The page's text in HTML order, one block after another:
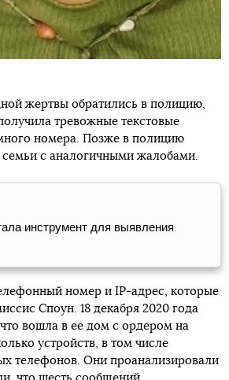
жертвы обратились в полицию,
тревожные текстовые
номера. Позже в полицию
семьи с аналогичными жалобами.
инструмент для выявления
номер и IP-адрес, которые
Споун. 18 декабря 2020 года
вошла в ее дом с ордером на
устройств, в том числе
телефонов. Они проанализировали